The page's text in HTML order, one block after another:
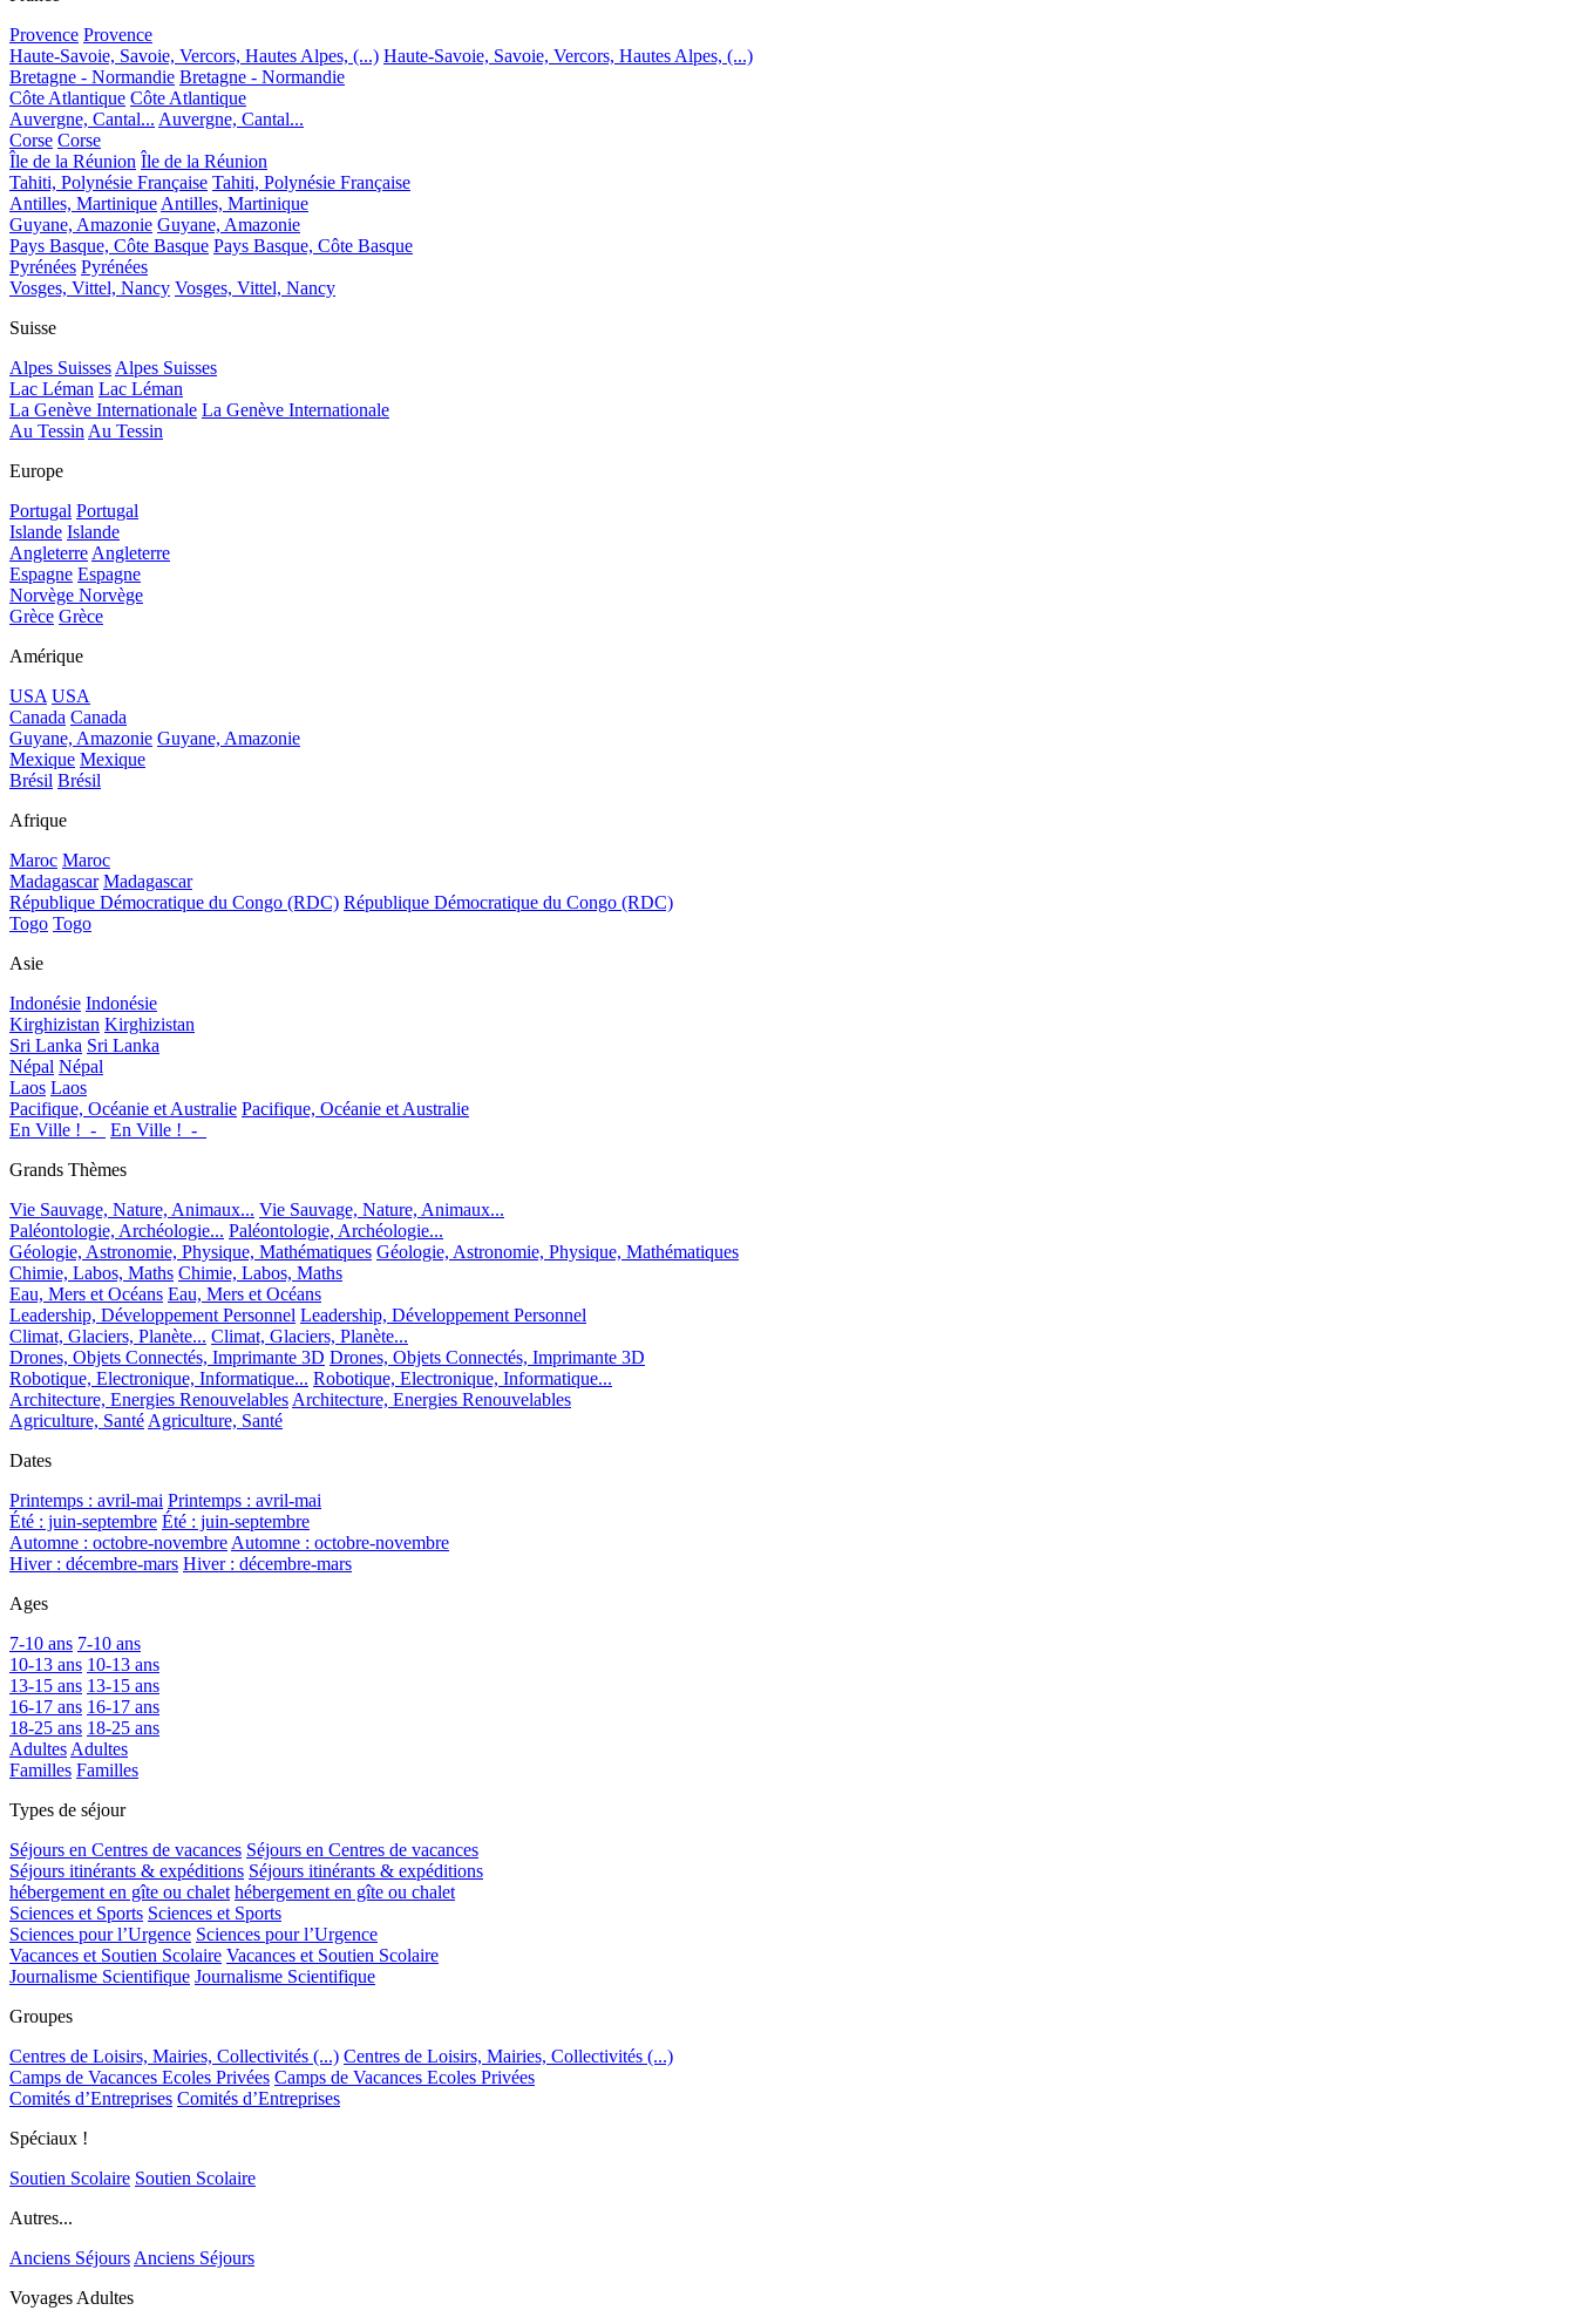
Provence Provence
Haute-Savoie, Savoie, Vercors, Hautes Alpes, (...) Haute-Savoie, Savoie, Vercors, Hautes Alpes, (...)
Bretagne - Normandie Bretagne - Normandie
Côte Atlantique Côte Atlantique
Auvergne, Cantal... Auvergne, Cantal...
Corse Corse
Île de la Réunion Île de la Réunion
Tahiti, Polynésie Française Tahiti, Polynésie Française
Antilles, Martinique Antilles, Martinique
Guyane, Amazonie Guyane, Amazonie
Pays Basque, Côte Basque Pays Basque, Côte Basque
Pyrénées Pyrénées
Vosges, Vittel, Nancy Vosges, Vittel, Nancy
Suisse
Alpes Suisses Alpes Suisses
Lac Léman Lac Léman
La Genève Internationale La Genève Internationale
Au Tessin Au Tessin
Europe
Portugal Portugal
Islande Islande
Angleterre Angleterre
Espagne Espagne
Norvège Norvège
Grèce Grèce
Amérique
USA USA
Canada Canada
Guyane, Amazonie Guyane, Amazonie
Mexique Mexique
Brésil Brésil
Afrique
Maroc Maroc
Madagascar Madagascar
République Démocratique du Congo (RDC) République Démocratique du Congo (RDC)
Togo Togo
Asie
Indonésie Indonésie
Kirghizistan Kirghizistan
Sri Lanka Sri Lanka
Népal Népal
Laos Laos
Pacifique, Océanie et Australie Pacifique, Océanie et Australie
En Ville !_-_
En Ville !_-_
Grands Thèmes
Vie Sauvage, Nature, Animaux... Vie Sauvage, Nature, Animaux...
Paléontologie, Archéologie... Paléontologie, Archéologie...
Géologie, Astronomie, Physique, Mathématiques Géologie, Astronomie, Physique, Mathématiques
Chimie, Labos, Maths Chimie, Labos, Maths
Eau, Mers et Océans Eau, Mers et Océans
Leadership, Développement Personnel Leadership, Développement Personnel
Climat, Glaciers, Planète... Climat, Glaciers, Planète...
Drones, Objets Connectés, Imprimante 3D Drones, Objets Connectés, Imprimante 3D
Robotique, Electronique, Informatique... Robotique, Electronique, Informatique...
Architecture, Energies Renouvelables Architecture, Energies Renouvelables
Agriculture, Santé Agriculture, Santé
Dates
Printemps : avril-mai Printemps : avril-mai
Été : juin-septembre Été : juin-septembre
Automne : octobre-novembre Automne : octobre-novembre
Hiver : décembre-mars Hiver : décembre-mars
Ages
7-10 ans 7-10 ans
10-13 ans 10-13 ans
13-15 ans 13-15 ans
16-17 ans 16-17 ans
18-25 ans 18-25 ans
Adultes Adultes
Familles Familles
Types de séjour
Séjours en Centres de vacances Séjours en Centres de vacances
Séjours itinérants & expéditions Séjours itinérants & expéditions
hébergement en gîte ou chalet hébergement en gîte ou chalet
Sciences et Sports Sciences et Sports
Sciences pour l’Urgence Sciences pour l’Urgence
Vacances et Soutien Scolaire Vacances et Soutien Scolaire
Journalisme Scientifique Journalisme Scientifique
Groupes
Centres de Loisirs, Mairies, Collectivités (...) Centres de Loisirs, Mairies, Collectivités (...)
Camps de Vacances Ecoles Privées Camps de Vacances Ecoles Privées
Comités d’Entreprises Comités d’Entreprises
Spéciaux !
Soutien Scolaire Soutien Scolaire
Autres...
Anciens Séjours Anciens Séjours
Voyages Adultes